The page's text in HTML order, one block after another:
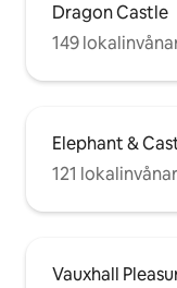
Dragon Castle
149
Elephant &
121
Vauxhall